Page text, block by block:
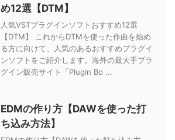
め12選【DTM】
人気VSTプラグインソフトおすすめ12選
【DTM】 これからDTMを使った作曲を始め
る方に向けて、人気のあるおすすめプラグイ
ンソフトをご紹介します。海外の最大手プラ
グイン販売サイト「Plugin Bo ...
EDMの作り方【DAWを使った打
ち込み方法】